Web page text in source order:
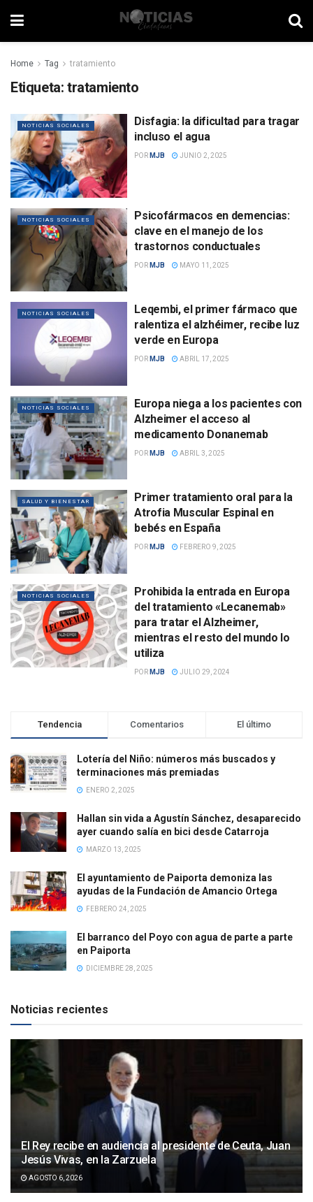
Home Tag tratamiento
Etiqueta: tratamiento
NOTICIAS SOCIALES
Disfagia: la dificultad para tragar
incluso el agua
POR MJB JUNIO 2, 2025
NOTICIAS SOCIALES
Psicofármacos en demencias:
clave en el manejo de los
trastornos conductuales
POR MJB MAYO 11, 2025
NOTICIAS SOCIALES
Leqembi, el primer fármaco que
ralentiza el alzhéimer, recibe luz
verde en Europa
POR MJB ABRIL 17, 2025
NOTICIAS SOCIALES
Europa niega a los pacientes con
Alzheimer el acceso al
medicamento Donanemab
POR MJB ABRIL 3, 2025
SALUD Y BIENESTAR
Primer tratamiento oral para la
Atrofia Muscular Espinal en
bebés en España
POR MJB FEBRERO 9, 2025
NOTICIAS SOCIALES
Prohibida la entrada en Europa
del tratamiento «Lecanemab»
para tratar el Alzheimer,
mientras el resto del mundo lo
utiliza
POR MJB JULIO 29, 2024
Tendencia Comentarios El último
Lotería del Niño: números más buscados y
terminaciones más premiadas
ENERO 2, 2025
Hallan sin vida a Agustín Sánchez, desaparecido
ayer cuando salía en bici desde Catarroja
MARZO 13, 2025
El ayuntamiento de Paiporta demoniza las
ayudas de la Fundación de Amancio Ortega
FEBRERO 24, 2025
El barranco del Poyo con agua de parte a parte
en Paiporta
DICIEMBRE 28, 2025
Noticias recientes
El Rey recibe en audiencia al presidente de Ceuta, Juan
Jesús Vivas, en la Zarzuela
AGOSTO 6, 2026